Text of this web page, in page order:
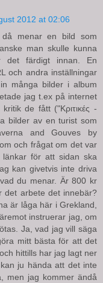
2012 at 02:06
menar en bild som
man skulle kunna
färdigt innan. En
och andra inställningar
många bilder i album
jag t.ex på internet
de fått ("Κριτικές -
bilder av en turist som
and Gouves by
och frågat om det var
för att sidan ska
kan givetvis inte driva
du menar. Är 800 kr
det arbete det innebär?
är låga här i Grekland,
instruerar jag, om
Ja, vad jag vill säga
mitt bästa för att det
hittills har jag lagt ner
ju hända att det inte
men jag kommer ändå